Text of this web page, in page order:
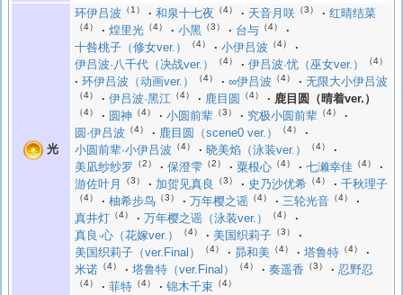
光
环伊吕波 （1） 和泉十七夜 （4） 天音月咲 （3） 红晴结菜
（4） 煌里光 （4） 小黑 （3） 台与 （4）
十咎桃子（修女ver.） （4） 小伊吕波 （4）
伊吕波·八千代（决战ver.） （4） 伊吕波·忧（巫女ver.） （4）
环伊吕波（动画ver.） （4） ∞伊吕波 （4） 无限大小伊吕波
（4） 伊吕波·黑江 （4） 鹿目圆 （4） 鹿目圆（晴着ver.）
（4） 圆神 （4） 小圆前辈 （3） 究极小圆前辈 （4）
圆·伊吕波 （4） 鹿目圆（scene0 ver.） （4）
小圆前辈·小伊吕波 （4） 晓美焰（泳装ver.） （4）
美凪纱纱罗 （2） 保澄雫 （2） 粟根心 （4） 七濑幸佳 （4）
游佐叶月 （3） 加贺见真良 （3） 史乃沙优希 （4） 千秋理子
（4） 柚希步鸟 （3） 万年樱之谣 （4） 三轮光音 （4）
真井灯 （4） 万年樱之谣（泳装ver.） （4）
真良·心（花嫁ver.） （4） 美国织莉子 （3）
美国织莉子（ver.Final） （4） 昴和美 （4） 塔鲁特 （4）
米诺 （4） 塔鲁特（ver.Final） （4） 奏遥香 （3） 忍野忍
（4） 菲特 （4） 锦木千束 （4）